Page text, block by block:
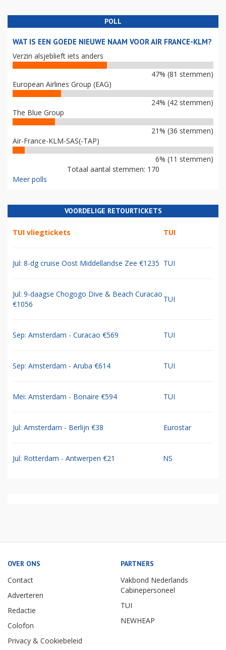
POLL
WAT IS EEN GOEDE NIEUWE NAAM VOOR AIR FRANCE-KLM?
Verzin alsjeblieft iets anders
47% (81 stemmen)
European Airlines Group (EAG)
24% (42 stemmen)
The Blue Group
21% (36 stemmen)
Air-France-KLM-SAS(-TAP)
6% (11 stemmen)
Totaal aantal stemmen: 170
Meer polls
VOORDELIGE RETOURTICKETS
TUI vliegtickets TUI
Jul: 8-dg cruise Oost Middellandse Zee €1235 TUI
Jul: 9-daagse Chogogo Dive & Beach Curacao
€1056
TUI
Sep: Amsterdam - Curacao €569 TUI
Sep: Amsterdam - Aruba €614 TUI
Mei: Amsterdam - Bonaire €594 TUI
Jul: Amsterdam - Berlijn €38 Eurostar
Jul: Rotterdam - Antwerpen €21 NS
OVER ONS
Contact
Adverteren
Redactie
Colofon
Privacy & Cookiebeleid
PARTNERS
Vakbond Nederlands
Cabinepersoneel
TUI
NEWHEAP